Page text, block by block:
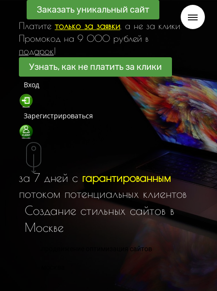
Заказать уникальный сайт
Платите только за заявки , а не за клики
Промокод на 9 000 рублей в
подарок!
Узнать, как не платить за клики
Вход
Зарегистрироваться
за 7 дней с гарантированным
потоком потенциальных клиентов
Создание стильных сайтов в
Москве
продвижение оптимизация сайтов